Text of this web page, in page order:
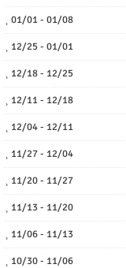
01/01 - 01/08
12/25 - 01/01
12/18 - 12/25
12/11 - 12/18
12/04 - 12/11
11/27 - 12/04
11/20 - 11/27
11/13 - 11/20
11/06 - 11/13
10/30 - 11/06